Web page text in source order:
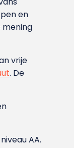
en
mening
vrije
. De
AA.